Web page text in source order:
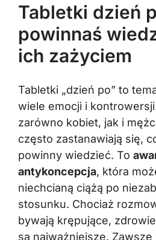
Tabletki dzień
powinnaś
ich zażyciem
Tabletki „dzień po” to
wiele emocji i
zarówno kobiet, jak i
często zastanawiają się,
powinny wiedzieć. To
antykoncepcja, która
niechcianą ciążą po
stosunku. Chociaż
bywają krępujące,
są najważniejsze.